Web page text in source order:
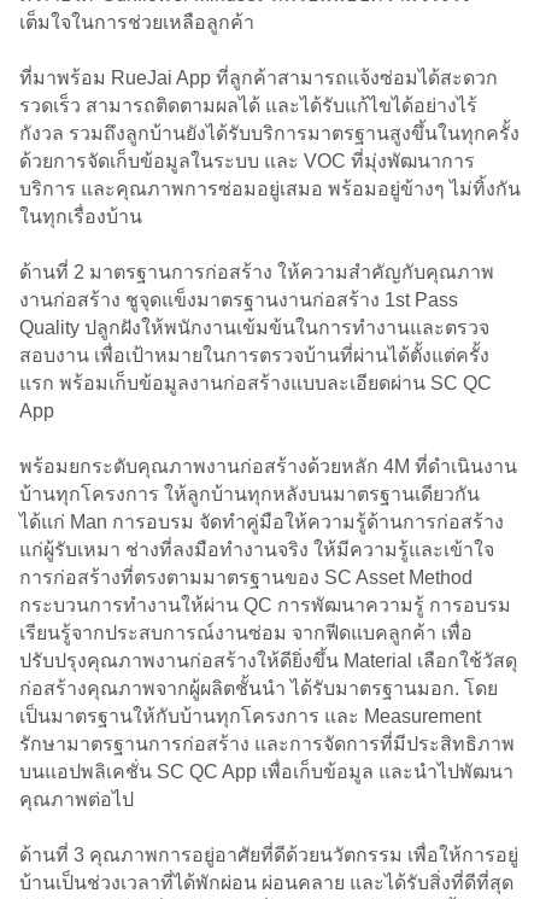
เต็มใจในการช่วยเหลือลูกค้า
ที่มาพร้อม RueJai App ที่ลูกค้าสามารถแจ้งซ่อมได้สะดวก
รวดเร็ว สามารถติดตามผลได้ และได้รับแก้ไขได้อย่างไร้
กังวล รวมถึงลูกบ้านยังได้รับบริการมาตรฐานสูงขึ้นในทุกครั้ง
ด้วยการจัดเก็บข้อมูลในระบบ และ VOC ที่มุ่งพัฒนาการ
บริการ และคุณภาพการซ่อมอยู่เสมอ พร้อมอยู่ข้างๆ ไม่ทิ้งกัน
ในทุกเรื่องบ้าน
ด้านที่ 2 มาตรฐานการก่อสร้าง ให้ความสำคัญกับคุณภาพ
งานก่อสร้าง ชูจุดแข็งมาตรฐานงานก่อสร้าง 1st Pass
Quality ปลูกฝังให้พนักงานเข้มข้นในการทำงานและตรวจ
สอบงาน เพื่อเป้าหมายในการตรวจบ้านที่ผ่านได้ตั้งแต่ครั้ง
แรก พร้อมเก็บข้อมูลงานก่อสร้างแบบละเอียดผ่าน SC QC
App
พร้อมยกระดับคุณภาพงานก่อสร้างด้วยหลัก 4M ที่ดำเนินงาน
บ้านทุกโครงการ ให้ลูกบ้านทุกหลังบนมาตรฐานเดียวกัน
ได้แก่ Man การอบรม จัดทำคู่มือให้ความรู้ด้านการก่อสร้าง
แก่ผู้รับเหมา ช่างที่ลงมือทำงานจริง ให้มีความรู้และเข้าใจ
การก่อสร้างที่ตรงตามมาตรฐานของ SC Asset Method
กระบวนการทำงานให้ผ่าน QC การพัฒนาความรู้ การอบรม
เรียนรู้จากประสบการณ์งานซ่อม จากฟีดแบคลูกค้า เพื่อ
ปรับปรุงคุณภาพงานก่อสร้างให้ดียิ่งขึ้น Material เลือกใช้วัสดุ
ก่อสร้างคุณภาพจากผู้ผลิตชั้นนำ ได้รับมาตรฐานมอก. โดย
เป็นมาตรฐานให้กับบ้านทุกโครงการ และ Measurement
รักษามาตรฐานการก่อสร้าง และการจัดการที่มีประสิทธิภาพ
บนแอปพลิเคชั่น SC QC App เพื่อเก็บข้อมูล และนำไปพัฒนา
คุณภาพต่อไป
ด้านที่ 3 คุณภาพการอยู่อาศัยที่ดีด้วยนวัตกรรม เพื่อให้การอยู่
บ้านเป็นช่วงเวลาที่ได้พักผ่อน ผ่อนคลาย และได้รับสิ่งที่ดีที่สุด